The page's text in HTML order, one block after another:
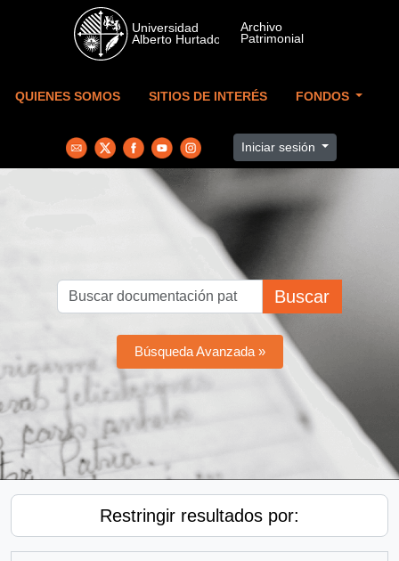
Skip to main content
QUIENES SOMOS SITIOS DE INTERÉS FONDOS
Iniciar sesión
Buscar
Búsqueda Avanzada »
Restringir resultados por: